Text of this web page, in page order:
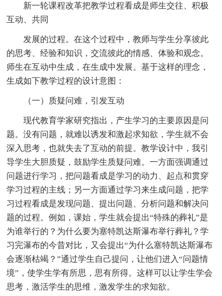
新一轮课程改革把教学过程看成是师生交往、积极
互动、共同
发展的过程。在这个过程中，教师与学生分享彼此
的思考、经验和知识，交流彼此的情感、体验和观念。
师生在互动中生成，在生成中发展。基于这样的理念，
生成如下教学过程的设计意图：
（一）质疑问难，引发互动
现代教育学家研究指出，产生学习的主要原因是问
题。没有问题，就难以诱发和激起求知欲，学生就不会
深入思考，也就失去了互动的前提。教学设计中，我引
导学生大胆质疑，鼓励学生质疑问难。一方面强调通过
问题进行学习，把问题看成是学习的动力、起点和贯穿
学习过程的主线；另一方面通过学习来生成问题，把学
习过程看成是发现问题、提出问题、分析问题和解决问
题的过程。例如，课始，学生就会提出“特殊的葬礼”是
为谁举行的？为什么要为塞特凯达斯瀑布举行葬礼？学
习完瀑布的今昔对比，又会提出“为什么塞特凯达斯瀑布
会逐渐枯竭？”通过学生自己提问，让他们进入“问题情
境”，使学生学有所思，思有所得。这样可以让学生学会
思考，激活学生的思维，激发学生的求知欲。